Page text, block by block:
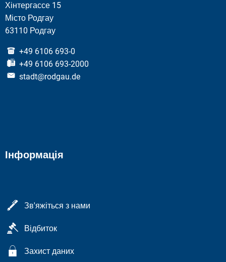
Хінтергассе 15
Місто Родгау
63110 Родгау
+49 6106 693-0
+49 6106 693-2000
stadt@rodgau.de
Інформація
Зв'яжіться з нами
Відбиток
Захист даних